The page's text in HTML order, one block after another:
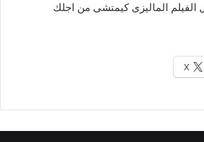
الفيلم الماليزى كيمتشى من اجلك
X